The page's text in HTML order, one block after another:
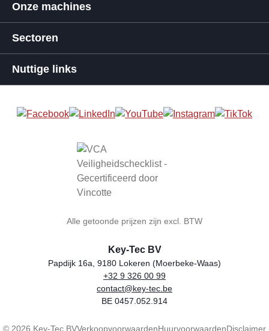
Onze machines
Sectoren
Nuttige links
Alle getoonde prijzen zijn excl. BTW
Winkelnaam
Key-Tec BV
Adres
Papdijk 16a, 9180 Lokeren (Moerbeke-Waas)
Telefoon
+32 9 326 00 99
E-mail
contact@key-tec.be
BTW-nummer
BE 0457.052.914
© 2026 Key-Tec BVVerkoopvoorwaardenHuurvoorwaardenDisclaimer